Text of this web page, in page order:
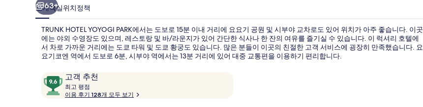
63+
소개객실위치정책
TRUNK HOTEL YOYOGI PARK에서는 도보로 15분 이내 거리에 요요기 공원 및 시부야 교차로도 있어 위치가 아주 좋습니다. 이곳
에는 야외 수영장도 있으며, 레스토랑 및 바/라운지가 있어 간단한 식사나 한 잔의 여유를 즐기실 수 있습니다. 이 럭셔리 호텔에
서 차로 가까운 거리에는 도쿄 타워 및 도쿄 황궁도 있습니다. 많은 분들이 이곳의 친절한 고객 서비스에 굉장히 만족했습니다. 요
요기코엔 역에서 도보로 6분, 시부야 역에서는 13분 거리에 있어 대중 교통편을 이용하기 편리합니다.
이
용
후
고객 추천
10
점
만
최고 평점
고
이용 후기 128개 모두 보기